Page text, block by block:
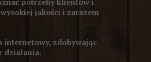
jakości i zarazem
internetowy, zdobywając
działania.